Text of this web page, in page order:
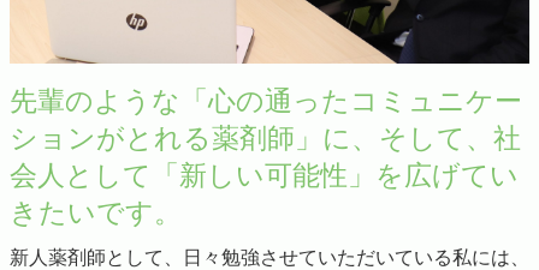
先輩のような「心の通ったコミュニケー
ションがとれる薬剤師」に、そして、社
会人として「新しい可能性」を広げてい
きたいです。
新人薬剤師として、日々勉強させていただいている私には、